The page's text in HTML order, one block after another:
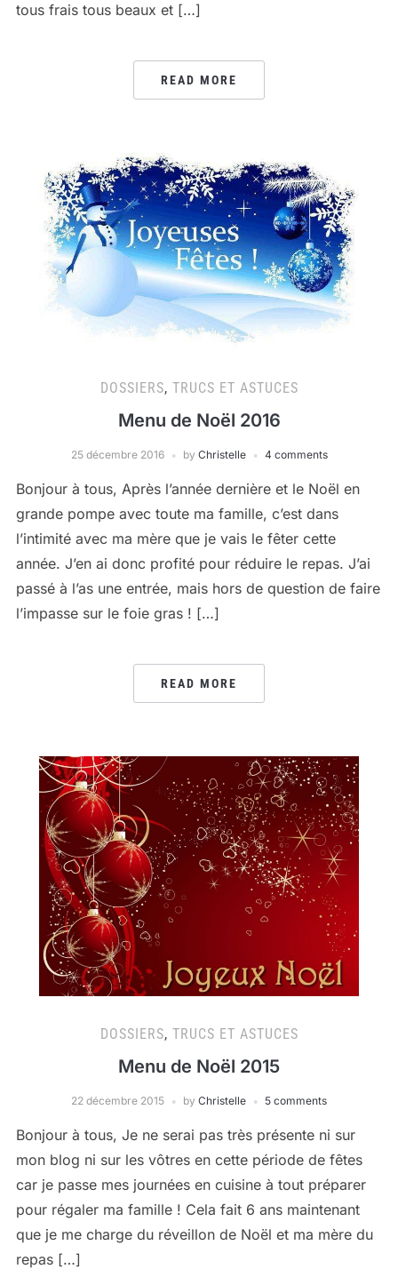
tous frais tous beaux et […]
READ MORE
DOSSIERS, TRUCS ET ASTUCES
Menu de Noël 2016
25 décembre 2016 by Christelle 4 comments
Bonjour à tous, Après l’année dernière et le Noël en
grande pompe avec toute ma famille, c’est dans
l’intimité avec ma mère que je vais le fêter cette
année. J’en ai donc profité pour réduire le repas. J’ai
passé à l’as une entrée, mais hors de question de faire
l’impasse sur le foie gras ! […]
READ MORE
DOSSIERS, TRUCS ET ASTUCES
Menu de Noël 2015
22 décembre 2015 by Christelle 5 comments
Bonjour à tous, Je ne serai pas très présente ni sur
mon blog ni sur les vôtres en cette période de fêtes
car je passe mes journées en cuisine à tout préparer
pour régaler ma famille ! Cela fait 6 ans maintenant
que je me charge du réveillon de Noël et ma mère du
repas […]